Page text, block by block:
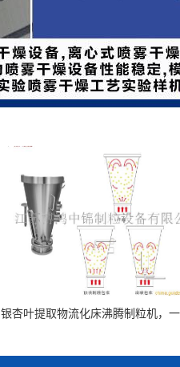
银杏叶提取物流化床沸腾制粒机，